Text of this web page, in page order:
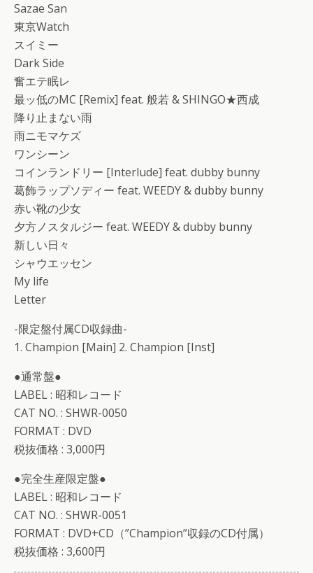
Sazae San
東京Watch
スイミー
Dark Side
奮エテ眠レ
最ッ低のMC [Remix] feat. 般若 & SHINGO★西成
降り止まない雨
雨ニモマケズ
ワンシーン
コインランドリー [Interlude] feat. dubby bunny
葛飾ラップソディー feat. WEEDY & dubby bunny
赤い靴の少女
夕方ノスタルジー feat. WEEDY & dubby bunny
新しい日々
シャウエッセン
My life
Letter
-限定盤付属CD収録曲-
1. Champion [Main] 2. Champion [Inst]
●通常盤●
LABEL : 昭和レコード
CAT NO. : SHWR-0050
FORMAT : DVD
税抜価格 : 3,000円
●完全生産限定盤●
LABEL : 昭和レコード
CAT NO. : SHWR-0051
FORMAT : DVD+CD（”Champion”収録のCD付属）
税抜価格 : 3,600円